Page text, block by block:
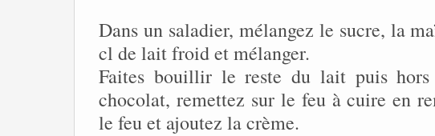
Dans un saladier, mélangez le sucre, la
cl de lait froid et mélanger.
Faites bouillir le reste du lait puis
chocolat, remettez sur le feu à cuire en
le feu et ajoutez la crème.